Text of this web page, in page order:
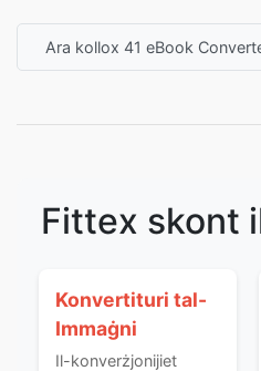
Ara kollox 41 eBook
Fittex skont
Konvertituri tal-
Immaġni
Il-konverżjonijiet